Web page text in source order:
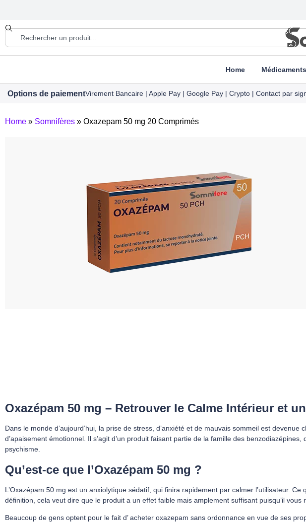
Home Médicaments
Options de paiementVirement Bancaire | Apple Pay | Google Pay | Crypto | Contact par
Home » Somnifères » Oxazepam 50 mg 20 Comprimés
Oxazépam 50 mg – Retrouver le Calme Intérieur et
Dans le monde d’aujourd’hui, la prise de stress, d’anxiété et de mauvais sommeil est
d’apaisement émotionnel. Il s’agit d’un produit faisant partie de la famille des
psychisme.
Qu’est-ce que l’Oxazépam 50 mg ?
L’Oxazépam 50 mg est un anxiolytique sédatif, qui finira rapidement par calmer l’utilisateur.
définition, cela veut dire que le produit a un effet faible mais amplement suffisant puisqu’il
Beaucoup de gens optent pour le fait d’ acheter oxazepam sans ordonnance en vue de ses